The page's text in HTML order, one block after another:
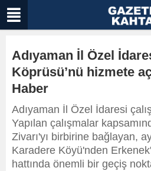
Adıyaman İl Özel
Köprüsü’nü hizmete
Haber
Adıyaman İl Özel İdaresi
Yapılan çalışmalar
Zivarı'yı birbirine bağlayan,
Karadere Köyü'nden
hattında önemli bir geçiş